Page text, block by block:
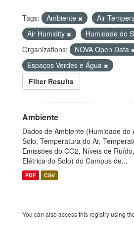
Tags: Ambiente
Air
Air Humidity
Humidade do
Organizations:
NOVA Open Data
Espaços Verdes e Água
Filter Results
Ambiente
Dados de Ambiente (Humidade do
Solo, Temperatura do Ar,
Emissões do CO2, Níveis de
Elétrica do Solo) do Campus de...
PDF CSV
You can also access this registry using